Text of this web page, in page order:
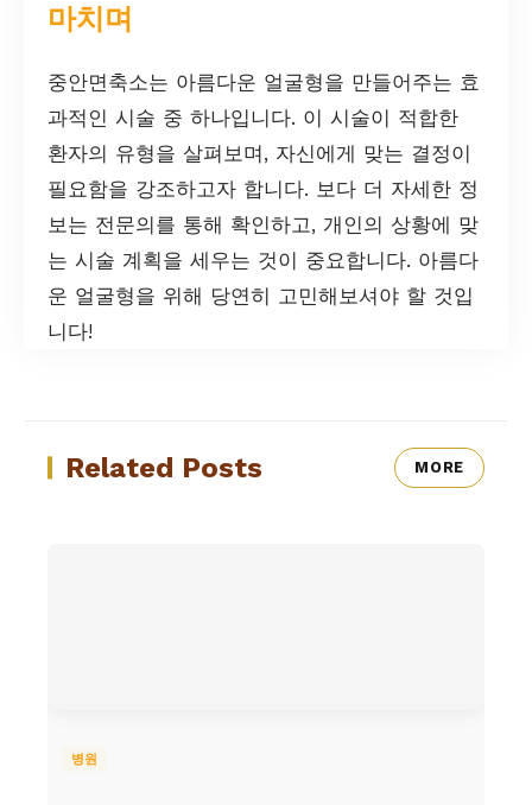
마치며
중안면축소는 아름다운 얼굴형을 만들어주는 효
과적인 시술 중 하나입니다. 이 시술이 적합한
환자의 유형을 살펴보며, 자신에게 맞는 결정이
필요함을 강조하고자 합니다. 보다 더 자세한 정
보는 전문의를 통해 확인하고, 개인의 상황에 맞
는 시술 계획을 세우는 것이 중요합니다. 아름다
운 얼굴형을 위해 당연히 고민해보셔야 할 것입
니다!
Related Posts MORE
병원